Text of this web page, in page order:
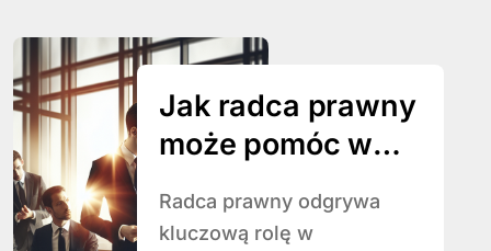
Jak radca prawny
może pomóc w
biznesowych?
Radca prawny odgrywa
kluczową rolę w